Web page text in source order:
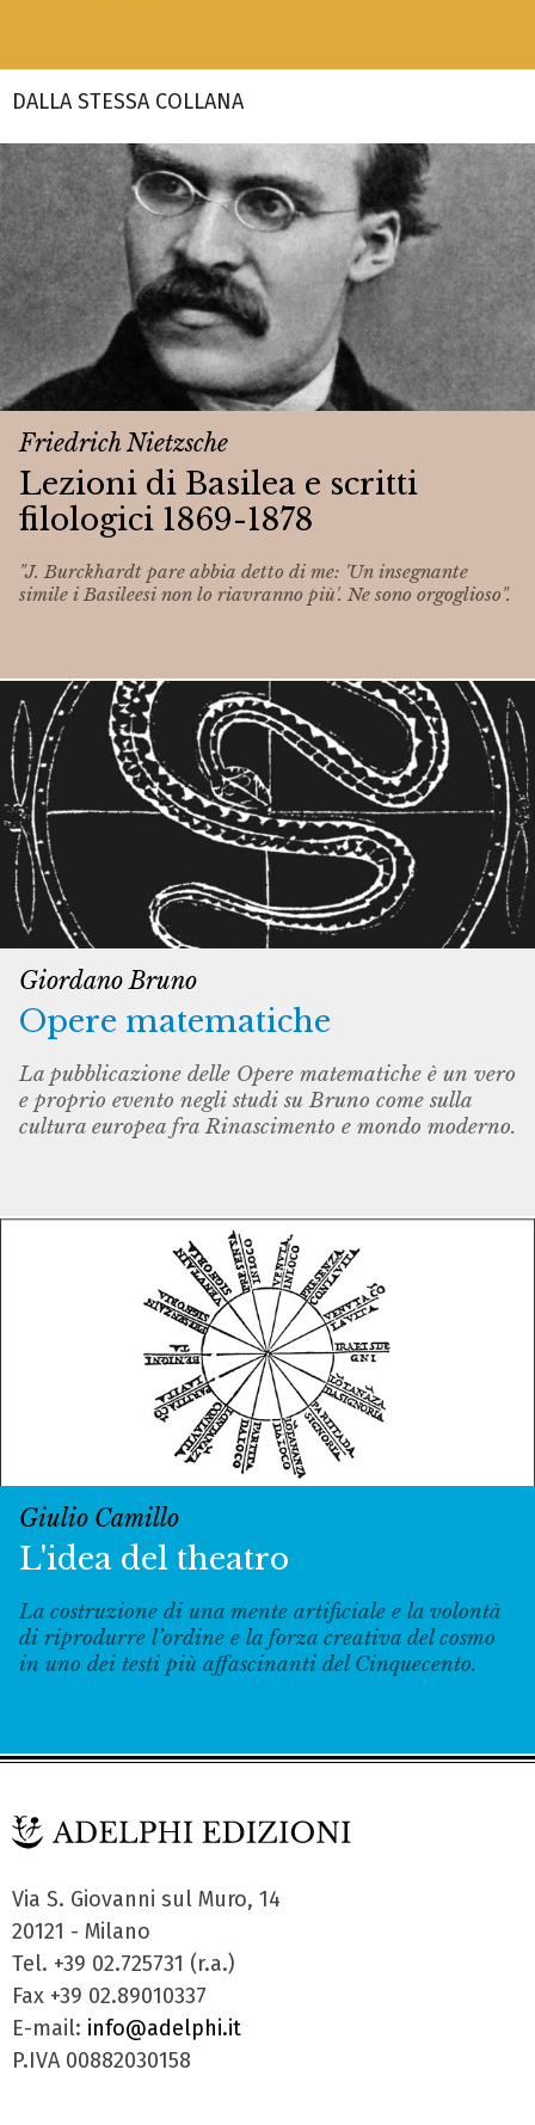
DALLA STESSA COLLANA
Friedrich Nietzsche
Lezioni di Basilea e scritti
filologici 1869-1878
"J. Burckhardt pare abbia detto di me: 'Un insegnante
simile i Basileesi non lo riavranno più'. Ne sono orgoglioso".
Giordano Bruno
Opere matematiche
La pubblicazione delle Opere matematiche è un vero
e proprio evento negli studi su Bruno come sulla
cultura europea fra Rinascimento e mondo moderno.
Giulio Camillo
L'idea del theatro
La costruzione di una mente artificiale e la volontà
di riprodurre l’ordine e la forza creativa del cosmo
in uno dei testi più affascinanti del Cinquecento.
Via S. Giovanni sul Muro, 14
20121 - Milano
Tel. +39 02.725731 (r.a.)
Fax +39 02.89010337
E-mail: info@adelphi.it
P.IVA 00882030158